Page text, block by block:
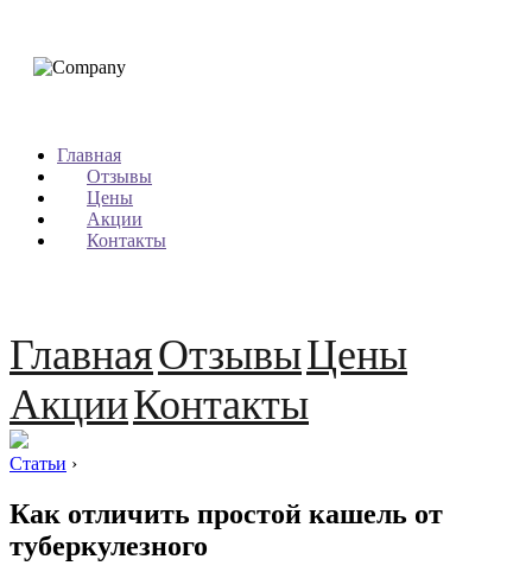
Главная
Отзывы
Цены
Акции
Контакты
ГлавнаяОтзывыЦены
АкцииКонтакты
Статьи ›
Как отличить простой кашель от
туберкулезного